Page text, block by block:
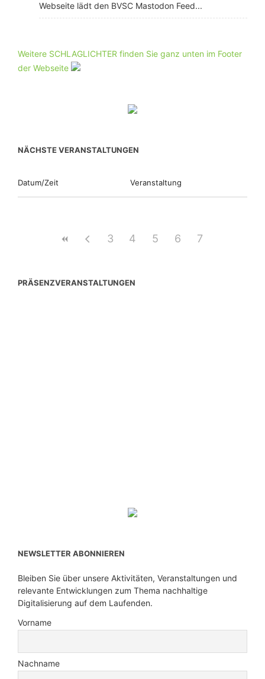
Webseite lädt den BVSC Mastodon Feed...
Weitere SCHLAGLICHTER finden Sie ganz unten im Footer
der Webseite
NÄCHSTE VERANSTALTUNGEN
Datum/Zeit Veranstaltung
3 4 5 6 7
PRÄSENZVERANSTALTUNGEN
NEWSLETTER ABONNIEREN
Bleiben Sie über unsere Aktivitäten, Veranstaltungen und
relevante Entwicklungen zum Thema nachhaltige
Digitalisierung auf dem Laufenden.
Vorname
Nachname